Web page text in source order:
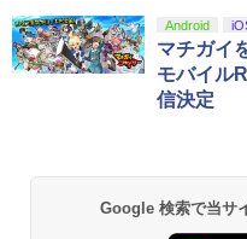
Android
マチガイ
モバイル
信決定
Google 検索で当サ